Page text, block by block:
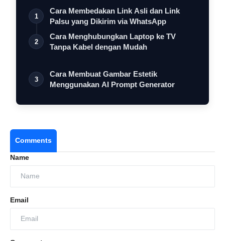
1
Cara Membedakan Link Asli dan Link
Palsu yang Dikirim via WhatsApp
2
Cara Menghubungkan Laptop ke TV
Tanpa Kabel dengan Mudah
3
Cara Membuat Gambar Estetik
Menggunakan AI Prompt Generator
Comments
Name
Email